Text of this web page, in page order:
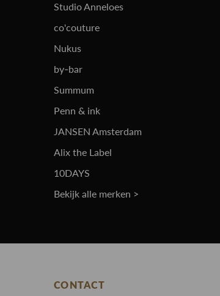
Studio Anneloes
co'couture
Nukus
by-bar
Summum
Penn & ink
JANSEN Amsterdam
Alix the Label
10DAYS
Bekijk alle merken >
CONTACT